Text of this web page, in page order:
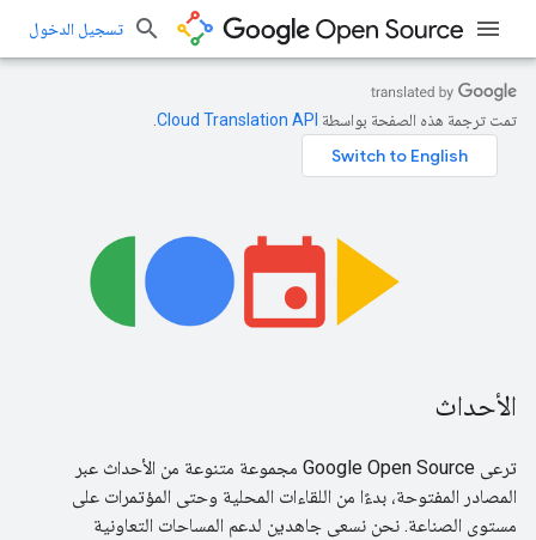
تسجيل الدخول
تمت ترجمة هذه الصفحة بواسطة Cloud Translation API‏
الأحداث
ترعى Google Open Source مجموعة متنوعة من الأحداث عبر
المصادر المفتوحة، بدءًا من اللقاءات المحلية وحتى المؤتمرات على
مستوى الصناعة. نحن نسعى جاهدين لدعم المساحات التعاونية